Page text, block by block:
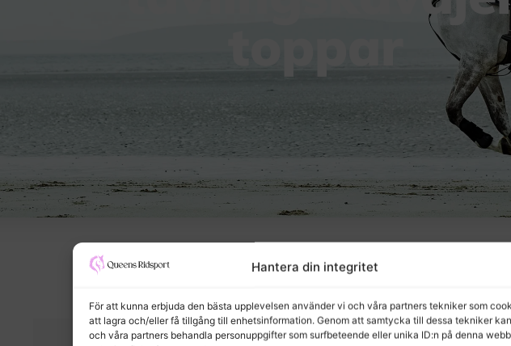
Hantera din integritet
För att kunna erbjuda den bästa upplevelsen använder vi och våra partners tekniker som
att lagra och/eller få tillgång till enhetsinformation. Genom att samtycka till dessa tekniker
och våra partners behandla personuppgifter som surfbeteende eller unika ID:n på denna